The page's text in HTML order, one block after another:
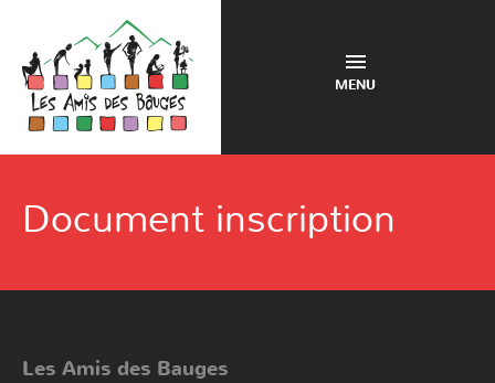
MENU
Document inscription
Les Amis des Bauges